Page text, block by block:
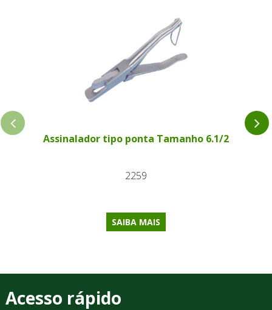
Assinalador tipo ponta Tamanho 6.1/2
2259
SAIBA MAIS
Acesso rápido